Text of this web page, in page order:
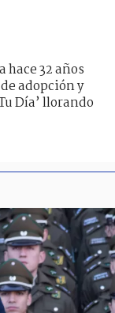
hace 32 años
adopción y
Día’ llorando